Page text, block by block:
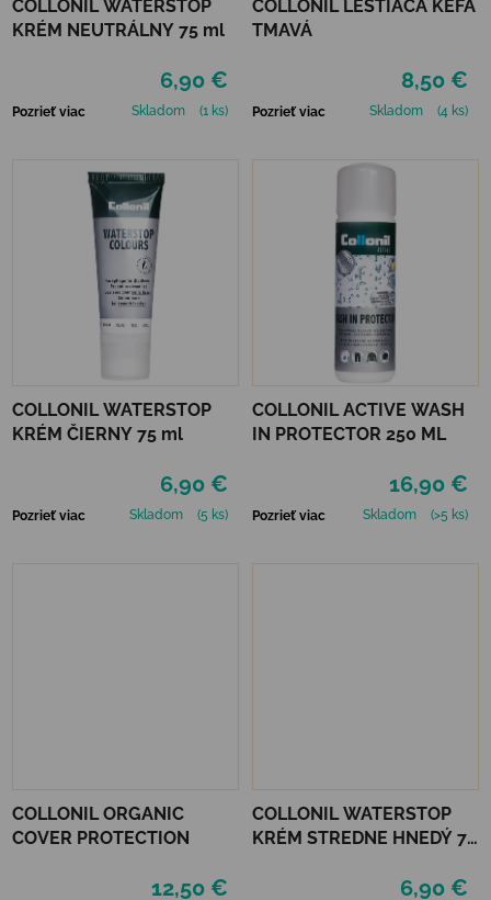
COLLONIL WATERSTOP
KRÉM NEUTRÁLNY 75 ml
6,90 €
Pozrieť viac Skladom (1 ks)
COLLONIL LEŠTIACA KEFA
TMAVÁ
8,50 €
Pozrieť viac Skladom (4 ks)
COLLONIL WATERSTOP
KRÉM ČIERNY 75 ml
6,90 €
Pozrieť viac Skladom (5 ks)
COLLONIL ACTIVE WASH
IN PROTECTOR 250 ML
16,90 €
Pozrieť viac Skladom (>5 ks)
COLLONIL ORGANIC
COVER PROTECTION
12,50 €
COLLONIL WATERSTOP
KRÉM STREDNE HNEDÝ 75
6,90 €